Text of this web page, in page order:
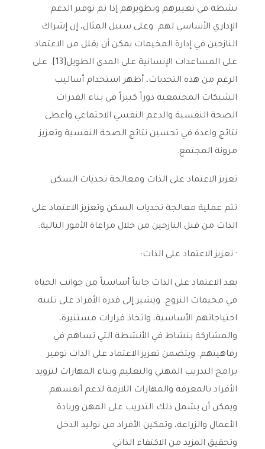
نشطة في تغييرهم وتطويرهم إذا تم توفير الدعم
الإداري الأساسي لهم. وعلى سبيل المثال، إن إشراك
النازحين في إدارة المخيمات يمكن أن يقلل من الاعتماد
على المساعدات الإنسانية على المدى الطويل[13]. على
الرغم من هذه التحديات، أظهر استخدام أساليب
الشبكات المجتمعية دوراً كبيراً في بناء القدرات
الصحة النفسية والدعم النفسي الاجتماعي وأعطى
نتائج واعدة في تحسين نتائج الصحة النفسية وتعزيز
مرونة المجتمع.
تعزيز الاعتماد على الذات ومعالجة تحديات السكن
تتم عملية معالجة تحديات السكن وتعزيز الاعتماد على
الذات من قبل النازحين من خلال مراعاة الأمور التالية:
· تعزيز الاعتماد على الذات:
يعد الاعتماد على الذات جانباً أساسياً من جوانب الحياة
في مخيمات النزوح. ويشير إلى قدرة الأفراد على تلبية
احتياجاتهم الأساسية، واتخاذ قرارات مستنيرة،
والمشاركة بنشاط في الأنشطة التي تساهم في
رفاهيتهم. ويتضمن تعزيز الاعتماد على الذات توفير
برامج التدريب المهني والتعليم وبناء المهارات لتزويد
الأفراد بالمعرفة والمهارات اللازمة لدعم أنفسهم.
ويمكن أن يشمل ذلك التدريب على المهن وريادة
الأعمال والزراعة، وتمكين الأفراد من توليد الدخل
وتحقيق المزيد من الاكتفاء الذاتي.